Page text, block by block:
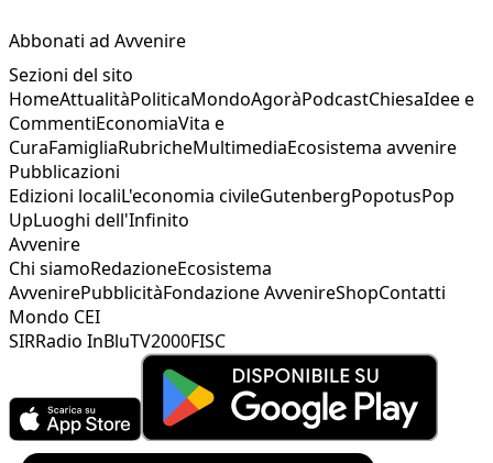
Abbonati ad Avvenire
Sezioni del sito
HomeAttualitàPoliticaMondoAgoràPodcastChiesaIdee e
CommentiEconomiaVita e
CuraFamigliaRubricheMultimediaEcosistema avvenire
Pubblicazioni
Edizioni localiL'economia civileGutenbergPopotusPop
UpLuoghi dell'Infinito
Avvenire
Chi siamoRedazioneEcosistema
AvvenirePubblicitàFondazione AvvenireShopContatti
Mondo CEI
SIRRadio InBluTV2000FISC